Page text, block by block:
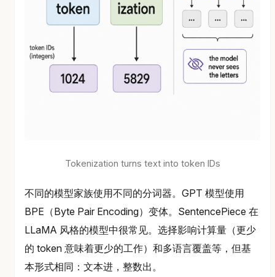
Tokenization turns text into token IDs
不同的模型家族使用不同的分词器。GPT 模型使用
BPE（Byte Pair Encoding）变体。SentencePiece 在
LLaMA 风格的模型中很常见。选择影响计算量（更少
的 token 意味着更少的工作）和多语言覆盖等，但基
本形式相同：文本进，整数出。